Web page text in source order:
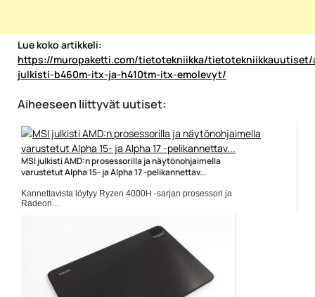
Lue koko artikkeli:
https://muropaketti.com/tietotekniikka/tietotekniikkauutiset/
julkisti-b460m-itx-ja-h410tm-itx-emolevyt/
Aiheeseen liittyvät uutiset:
MSI julkisti AMD:n prosessorilla ja näytönohjaimella
varustetut Alpha 15- ja Alpha 17 -pelikannettav...
Kannettavista löytyy Ryzen 4000H -sarjan prosessori ja
Radeon...